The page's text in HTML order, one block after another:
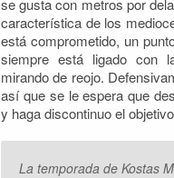
se gusta con metros por
característica de los
está comprometido, un
siempre está ligado con
mirando de reojo.
así que se le espera que
y haga discontinuo el
La temporada de Kostas